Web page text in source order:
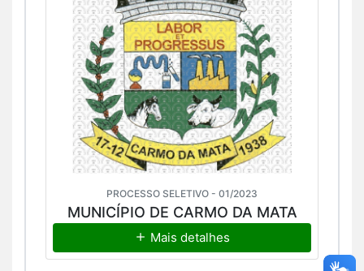
PROCESSO SELETIVO - 01/2023
MUNICÍPIO DE CARMO DA MATA
Mais detalhes